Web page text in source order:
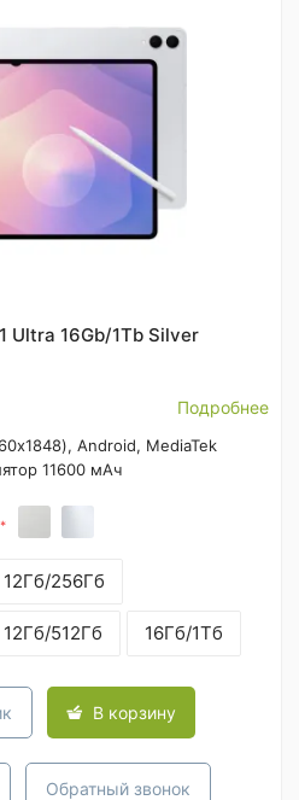
Ultra 16Gb/1Tb Silver
Подробнее
Android, MediaTek
11600 мАч
*
12Гб/256Гб
12Гб/512Гб 16Гб/1Тб
В корзину
Обратный звонок